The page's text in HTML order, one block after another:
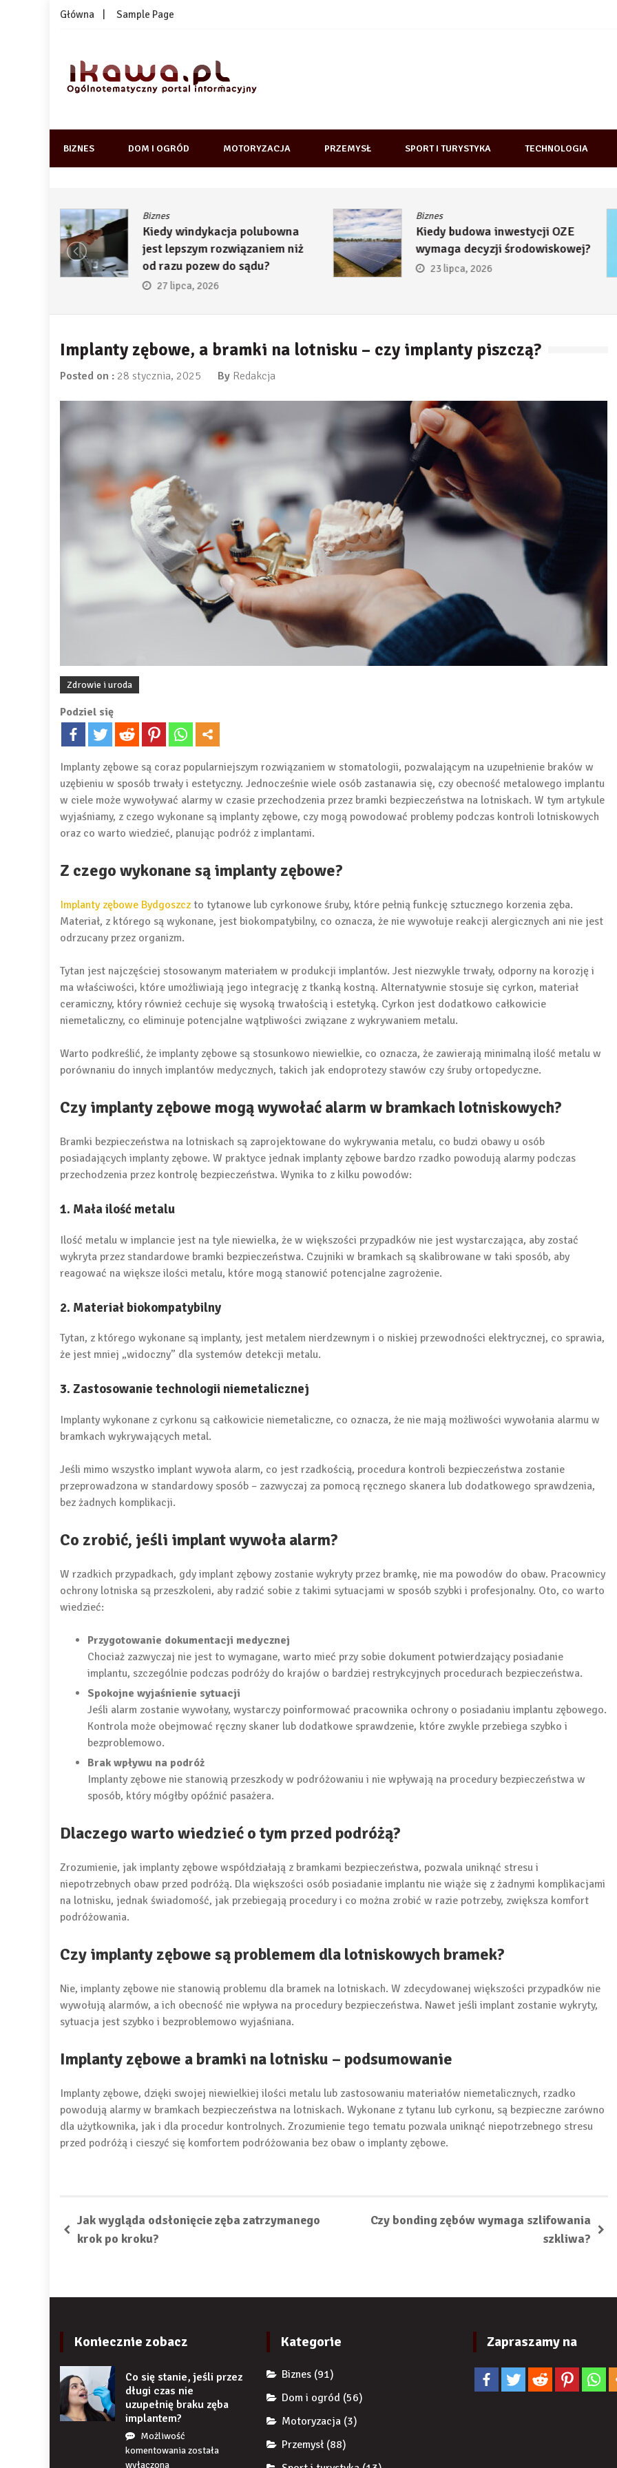
Skip
Główna Sample Page
1kawa.pl
BIZNES DOM I OGRÓD MOTORYZACJA PRZEMYSŁ SPORT I TURYSTYKA TECHNOLOGIA
Biznes
Kiedy windykacja polubowna
jest lepszym rozwiązaniem niż
od razu pozew do sądu?
27 lipca, 2026
Biznes
Kiedy budowa inwestycji OZE
wymaga decyzji środowiskowej?
23 lipca, 2026
Implanty zębowe, a bramki na lotnisku – czy implanty piszczą?
Posted on : 28 stycznia, 2025 By Redakcja
Zdrowie i uroda
Podziel się
Implanty zębowe są coraz popularniejszym rozwiązaniem w stomatologii, pozwalającym na uzupełnienie braków w
uzębieniu w sposób trwały i estetyczny. Jednocześnie wiele osób zastanawia się, czy obecność metalowego implantu
w ciele może wywoływać alarmy w czasie przechodzenia przez bramki bezpieczeństwa na lotniskach. W tym artykule
wyjaśniamy, z czego wykonane są implanty zębowe, czy mogą powodować problemy podczas kontroli lotniskowych
oraz co warto wiedzieć, planując podróż z implantami.
Z czego wykonane są implanty zębowe?
Implanty zębowe Bydgoszcz to tytanowe lub cyrkonowe śruby, które pełnią funkcję sztucznego korzenia zęba.
Materiał, z którego są wykonane, jest biokompatybilny, co oznacza, że nie wywołuje reakcji alergicznych ani nie jest
odrzucany przez organizm.
Tytan jest najczęściej stosowanym materiałem w produkcji implantów. Jest niezwykle trwały, odporny na korozję i
ma właściwości, które umożliwiają jego integrację z tkanką kostną. Alternatywnie stosuje się cyrkon, materiał
ceramiczny, który również cechuje się wysoką trwałością i estetyką. Cyrkon jest dodatkowo całkowicie
niemetaliczny, co eliminuje potencjalne wątpliwości związane z wykrywaniem metalu.
Warto podkreślić, że implanty zębowe są stosunkowo niewielkie, co oznacza, że zawierają minimalną ilość metalu w
porównaniu do innych implantów medycznych, takich jak endoprotezy stawów czy śruby ortopedyczne.
Czy implanty zębowe mogą wywołać alarm w bramkach lotniskowych?
Bramki bezpieczeństwa na lotniskach są zaprojektowane do wykrywania metalu, co budzi obawy u osób
posiadających implanty zębowe. W praktyce jednak implanty zębowe bardzo rzadko powodują alarmy podczas
przechodzenia przez kontrolę bezpieczeństwa. Wynika to z kilku powodów:
1. Mała ilość metalu
Ilość metalu w implancie jest na tyle niewielka, że w większości przypadków nie jest wystarczająca, aby zostać
wykryta przez standardowe bramki bezpieczeństwa. Czujniki w bramkach są skalibrowane w taki sposób, aby
reagować na większe ilości metalu, które mogą stanowić potencjalne zagrożenie.
2. Materiał biokompatybilny
Tytan, z którego wykonane są implanty, jest metalem nierdzewnym i o niskiej przewodności elektrycznej, co sprawia,
że jest mniej „widoczny” dla systemów detekcji metalu.
3. Zastosowanie technologii niemetalicznej
Implanty wykonane z cyrkonu są całkowicie niemetaliczne, co oznacza, że nie mają możliwości wywołania alarmu w
bramkach wykrywających metal.
Jeśli mimo wszystko implant wywoła alarm, co jest rzadkością, procedura kontroli bezpieczeństwa zostanie
przeprowadzona w standardowy sposób – zazwyczaj za pomocą ręcznego skanera lub dodatkowego sprawdzenia,
bez żadnych komplikacji.
Co zrobić, jeśli implant wywoła alarm?
W rzadkich przypadkach, gdy implant zębowy zostanie wykryty przez bramkę, nie ma powodów do obaw. Pracownicy
ochrony lotniska są przeszkoleni, aby radzić sobie z takimi sytuacjami w sposób szybki i profesjonalny. Oto, co warto
wiedzieć:
Przygotowanie dokumentacji medycznej
Chociaż zazwyczaj nie jest to wymagane, warto mieć przy sobie dokument potwierdzający posiadanie
implantu, szczególnie podczas podróży do krajów o bardziej restrykcyjnych procedurach bezpieczeństwa.
Spokojne wyjaśnienie sytuacji
Jeśli alarm zostanie wywołany, wystarczy poinformować pracownika ochrony o posiadaniu implantu zębowego.
Kontrola może obejmować ręczny skaner lub dodatkowe sprawdzenie, które zwykle przebiega szybko i
bezproblemowo.
Brak wpływu na podróż
Implanty zębowe nie stanowią przeszkody w podróżowaniu i nie wpływają na procedury bezpieczeństwa w
sposób, który mógłby opóźnić pasażera.
Dlaczego warto wiedzieć o tym przed podróżą?
Zrozumienie, jak implanty zębowe współdziałają z bramkami bezpieczeństwa, pozwala uniknąć stresu i
niepotrzebnych obaw przed podróżą. Dla większości osób posiadanie implantu nie wiąże się z żadnymi komplikacjami
na lotnisku, jednak świadomość, jak przebiegają procedury i co można zrobić w razie potrzeby, zwiększa komfort
podróżowania.
Czy implanty zębowe są problemem dla lotniskowych bramek?
Nie, implanty zębowe nie stanowią problemu dla bramek na lotniskach. W zdecydowanej większości przypadków nie
wywołują alarmów, a ich obecność nie wpływa na procedury bezpieczeństwa. Nawet jeśli implant zostanie wykryty,
sytuacja jest szybko i bezproblemowo wyjaśniana.
Implanty zębowe a bramki na lotnisku – podsumowanie
Implanty zębowe, dzięki swojej niewielkiej ilości metalu lub zastosowaniu materiałów niemetalicznych, rzadko
powodują alarmy w bramkach bezpieczeństwa na lotniskach. Wykonane z tytanu lub cyrkonu, są bezpieczne zarówno
dla użytkownika, jak i dla procedur kontrolnych. Zrozumienie tego tematu pozwala uniknąć niepotrzebnego stresu
przed podróżą i cieszyć się komfortem podróżowania bez obaw o implanty zębowe.
Jak wygląda odsłonięcie zęba zatrzymanego
krok po kroku?
Czy bonding zębów wymaga szlifowania
szkliwa?
Koniecznie zobacz
Co się stanie, jeśli przez
długi czas nie
uzupełnię braku zęba
implantem?
Możliwość
komentowaniaCo
została
wyłączona
Kategorie
Biznes (91)
Dom i ogród (56)
Motoryzacja (3)
Przemysł (88)
Zapraszamy na